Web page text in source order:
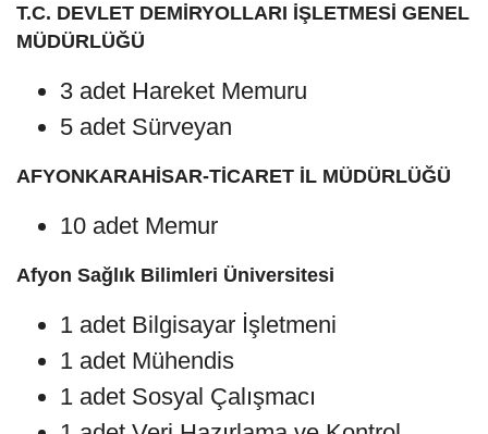
T.C. DEVLET DEMİRYOLLARI İŞLETMESİ GENEL
MÜDÜRLÜĞÜ
3 adet Hareket Memuru
5 adet Sürveyan
AFYONKARAHİSAR-TİCARET İL MÜDÜRLÜĞÜ
10 adet Memur
Afyon Sağlık Bilimleri Üniversitesi
1 adet Bilgisayar İşletmeni
1 adet Mühendis
1 adet Sosyal Çalışmacı